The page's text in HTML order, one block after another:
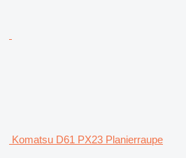
Komatsu D61 PX23 Planierraupe